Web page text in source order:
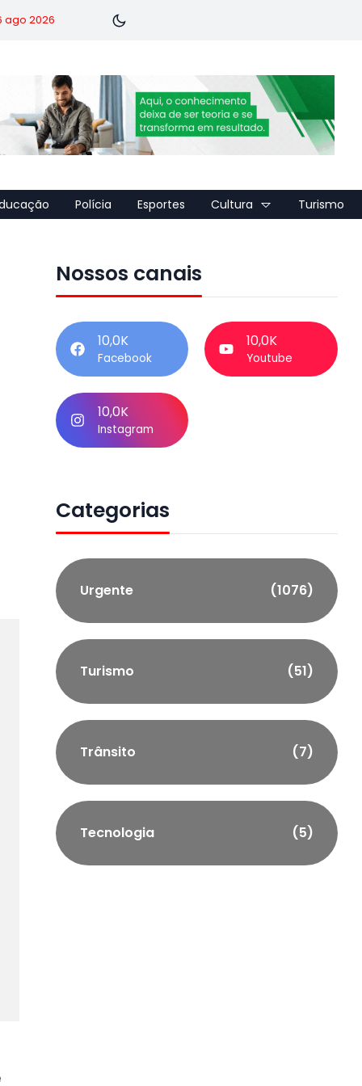
ago 2026
Polícia Esportes Cultura Turismo
Nossos canais
10,0K
Facebook
10,0K
Youtube
10,0K
Instagram
Categorias
Urgente (1076)
Turismo (51)
Trânsito (7)
Tecnologia (5)